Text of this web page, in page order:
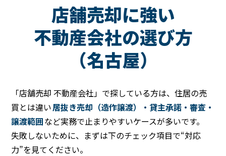
店舗売却に強い
不動産会社の選び方
（名古屋）
「店舗売却 不動産会社」で探している方は、住居の売
買とは違い居抜き売却（造作譲渡）・貸主承諾・審査・
譲渡範囲など実務で止まりやすいケースが多いです。
失敗しないために、まずは下のチェック項目で“対応
力”を見てください。